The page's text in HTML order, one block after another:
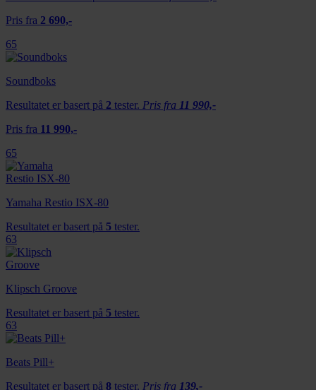
Pris fra 2 690,-
65
Soundboks
Resultatet er basert på 2 tester. Pris fra 11 990,-
Pris fra 11 990,-
65
Yamaha Restio ISX-80
Resultatet er basert på 5 tester.
63
Klipsch Groove
Resultatet er basert på 5 tester.
63
Beats Pill+
Resultatet er basert på 8 tester. Pris fra 139,-